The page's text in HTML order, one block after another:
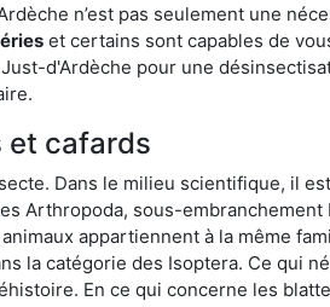
n’est pas seulement une
et certains sont capables de
d'Ardèche pour une
et cafards
Dans le milieu scientifique, il
Arthropoda, sous-
appartiennent à la même
la catégorie des Isoptera. Ce qui
En ce qui concerne les